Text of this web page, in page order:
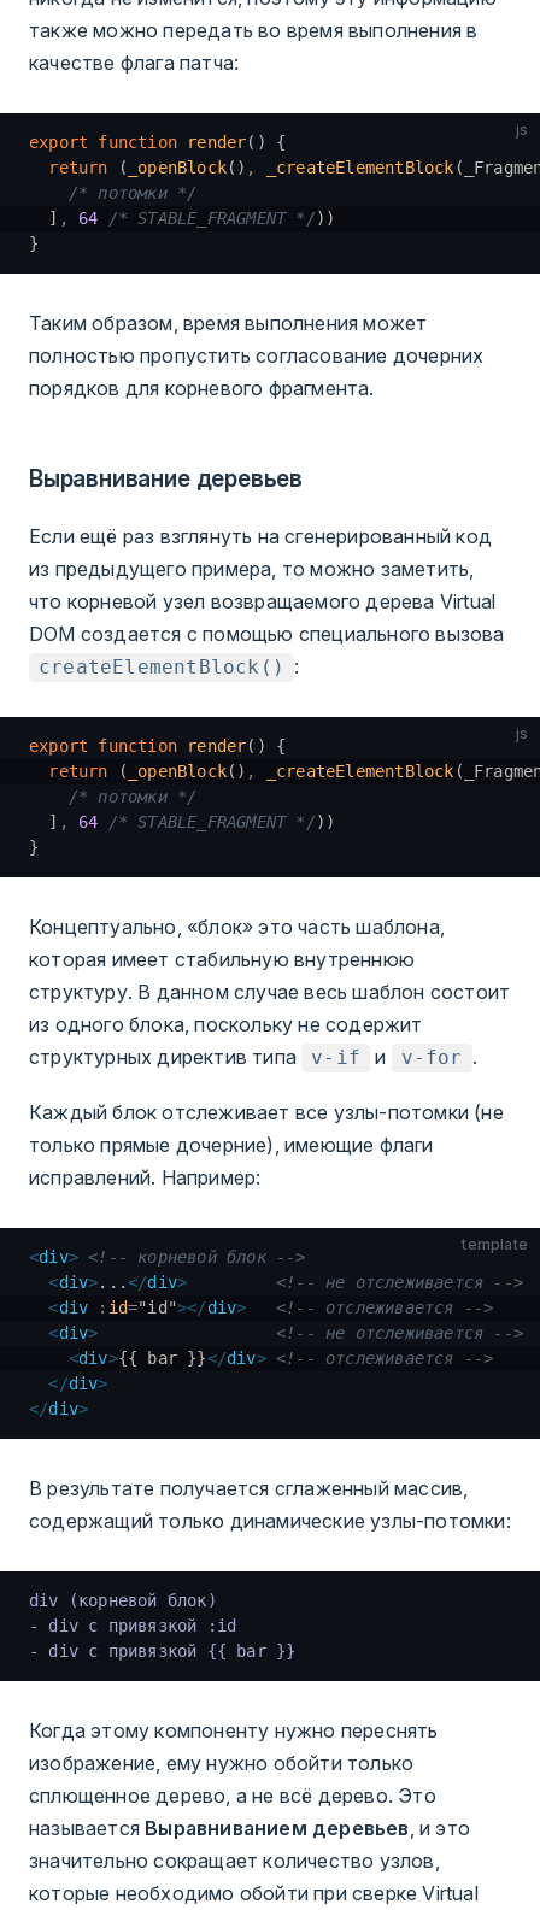
также можно передать во время выполнения в
качестве флага патча:
js
export function render() {
  return
( _openBlock() , _createElementBlock
    /* потомки */
  ]
, 64 /* STABLE_FRAGMENT */))
}
Таким образом, время выполнения может
полностью пропустить согласование дочерних
порядков для корневого фрагмента.
Выравнивание деревьев
Если ещё раз взглянуть на сгенерированный код
из предыдущего примера, то можно заметить,
что корневой узел возвращаемого дерева Virtual
DOM создается с помощью специального вызова
createElementBlock() :
js
export function render() {
  return
( _openBlock() , _createElementBlock
    /* потомки */
  ]
, 64 /* STABLE_FRAGMENT */))
}
Концептуально, «блок» это часть шаблона,
которая имеет стабильную внутреннюю
структуру. В данном случае весь шаблон состоит
из одного блока, поскольку не содержит
структурных директив типа
v-if и v-for .
Каждый блок отслеживает все узлы-потомки (не
только прямые дочерние), имеющие флаги
исправлений. Например:
template
<div> <!-- корневой блок -->
  <
div>...</div>
         <!-- не отслеживается -->
  <
div : id="id "></div>
   <!-- отслеживается -->
  <
div>
                  <!-- не отслеживается -->
    <
div>{{ bar }}</div> <!-- отслеживается -->
  </
div>
</div>
В результате получается сглаженный массив,
содержащий только динамические узлы-потомки:
div (корневой блок)
- div с привязкой :id
- div с привязкой {{ bar }}
Когда этому компоненту нужно переснять
изображение, ему нужно обойти только
сплющенное дерево, а не всё дерево. Это
называется Выравниванием деревьев, и это
значительно сокращает количество узлов,
которые необходимо обойти при сверке Virtual